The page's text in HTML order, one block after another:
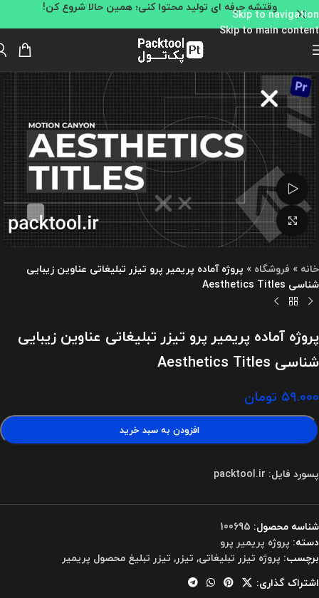
Skip to navigation
Skip to main content
وقتشه حرفه ای تولید محتوا کنی؛ همین حالا شروع کن!
تماشای ویدئو
بزرگنمایی تصویر
خانه » فروشگاه » پروژه آماده پریمیر پرو تیزر تبلیغاتی عناوین زیبایی
شناسی Aesthetics Titles
پروژه آماده پریمیر پرو تیزر تبلیغاتی عناوین زیبایی
شناسی Aesthetics Titles
۵۹.۰۰۰ تومان
افزودن به سبد خرید
پسورد فایل: packtool.ir
شناسه محصول: 100695
دسته: پروژه پریمیر پرو
برچسب: پروژه تیزر تبلیغاتی, تیزر, تیزر تبلیغ محصول پریمیر
اشتراک گذاری: